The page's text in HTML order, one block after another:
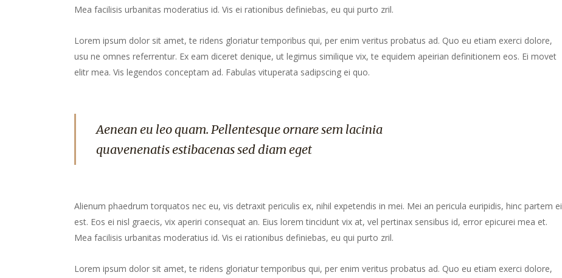
Mea facilisis urbanitas moderatius id. Vis ei rationibus definiebas, eu qui purto zril.
Lorem ipsum dolor sit amet, te ridens gloriatur temporibus qui, per enim veritus probatus ad. Quo eu etiam exerci dolore,
usu ne omnes referrentur. Ex eam diceret denique, ut legimus similique vix, te equidem apeirian definitionem eos. Ei movet
elitr mea. Vis legendos conceptam ad. Fabulas vituperata sadipscing ei quo.
Aenean eu leo quam. Pellentesque ornare sem lacinia
quavenenatis estibacenas sed diam eget
Alienum phaedrum torquatos nec eu, vis detraxit periculis ex, nihil expetendis in mei. Mei an pericula euripidis, hinc partem ei
est. Eos ei nisl graecis, vix aperiri consequat an. Eius lorem tincidunt vix at, vel pertinax sensibus id, error epicurei mea et.
Mea facilisis urbanitas moderatius id. Vis ei rationibus definiebas, eu qui purto zril.
Lorem ipsum dolor sit amet, te ridens gloriatur temporibus qui, per enim veritus probatus ad. Quo eu etiam exerci dolore,